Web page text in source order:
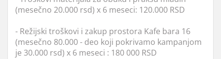
(mesečno 20.000 rsd) x 6 meseci: 120.000 RSD
- Režijski troškovi i zakup prostora Kafe bara 16
(mesečno 80.000 - deo koji pokrivamo kampanjom
je 30.000 rsd) x 6 meseci : 180 000 RSD